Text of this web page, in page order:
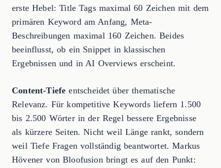
erste Hebel: Title Tags maximal 60 Zeichen mit dem
primären Keyword am Anfang, Meta-
Beschreibungen maximal 160 Zeichen. Beides
beeinflusst, ob ein Snippet in klassischen
Ergebnissen und in AI Overviews erscheint.
Content-Tiefe entscheidet über thematische
Relevanz. Für kompetitive Keywords liefern 1.500
bis 2.500 Wörter in der Regel bessere Ergebnisse
als kürzere Seiten. Nicht weil Länge rankt, sondern
weil Tiefe Fragen vollständig beantwortet. Markus
Hövener von Bloofusion bringt es auf den Punkt: